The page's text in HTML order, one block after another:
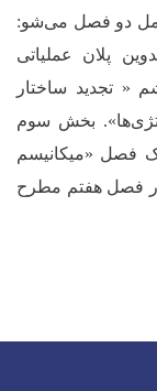
دو فصل می‌شو:
پلان عملیاتی
« تجدید ساختار
بخش سوم
فصل «میکانیسم
در فصل هفتم مطرح